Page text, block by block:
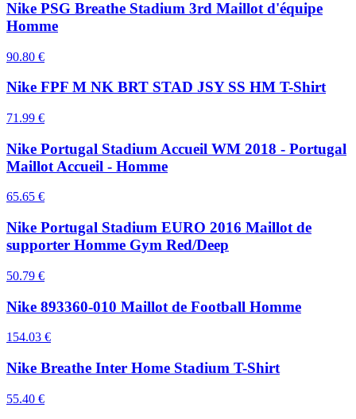
Nike PSG Breathe Stadium 3rd Maillot d'équipe
Homme
90.80 €
Nike FPF M NK BRT STAD JSY SS HM T-Shirt
71.99 €
Nike Portugal Stadium Accueil WM 2018 - Portugal
Maillot Accueil - Homme
65.65 €
Nike Portugal Stadium EURO 2016 Maillot de
supporter Homme Gym Red/Deep
50.79 €
Nike 893360-010 Maillot de Football Homme
154.03 €
Nike Breathe Inter Home Stadium T-Shirt
55.40 €